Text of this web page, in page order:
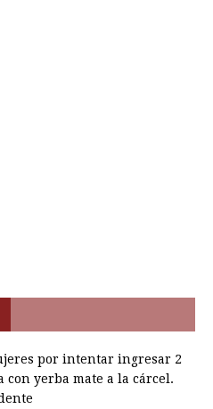
por intentar ingresar 2
yerba mate a la cárcel.